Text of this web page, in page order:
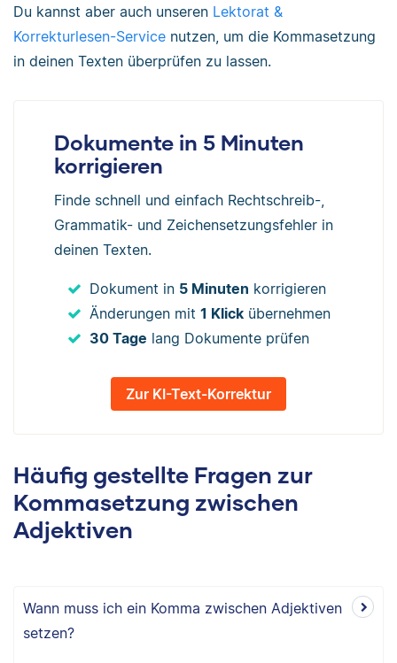
Du kannst aber auch unseren Lektorat &
Korrekturlesen-Service nutzen, um die Kommasetzung
in deinen Texten überprüfen zu lassen.
Dokumente in 5 Minuten
korrigieren
Finde schnell und einfach Rechtschreib-,
Grammatik- und Zeichensetzungsfehler in
deinen Texten.
Dokument in 5 Minuten korrigieren
Änderungen mit 1 Klick übernehmen
30 Tage lang Dokumente prüfen
Zur KI-Text-Korrektur
Häufig gestellte Fragen zur
Kommasetzung zwischen
Adjektiven
Wann muss ich ein Komma zwischen Adjektiven
setzen?